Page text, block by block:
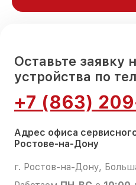
Оставьте заявку
устройства по
+7 (863)
Адрес офиса
Ростове-на-Дону
г. Ростов-на-Дону,